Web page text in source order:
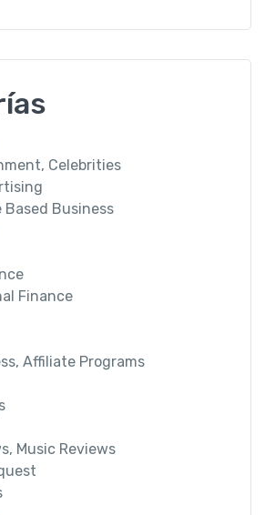
Celebrities
Based Business
Finance
Affiliate Programs
Music Reviews